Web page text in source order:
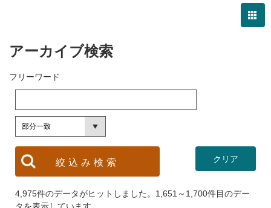
アーカイブ検索
フリーワード
4,975件のデータがヒットしました。1,651～1,700件目のデー